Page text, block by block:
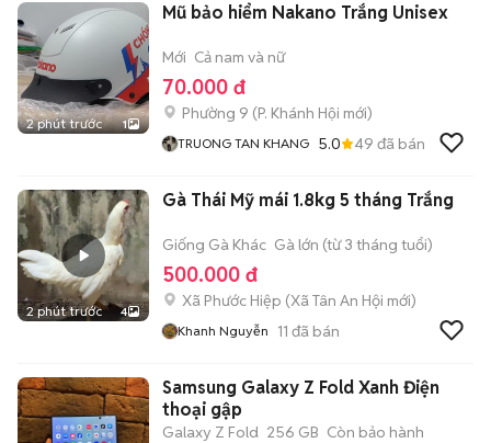
2 phút trước 1
Mũ bảo hiểm Nakano Trắng Unisex
Mới Cả nam và nữ
70.000 đ
Phường 9 (P. Khánh Hội mới)
TRUONG TAN KHANG 5.0 49 đã bán
2 phút trước 4
Gà Thái Mỹ mái 1.8kg 5 tháng Trắng
Giống Gà Khác Gà lớn (từ 3 tháng tuổi)
500.000 đ
Xã Phước Hiệp (Xã Tân An Hội mới)
Khanh Nguyễn 11 đã bán
Samsung Galaxy Z Fold Xanh Điện
thoại gập
Galaxy Z Fold 256 GB Còn bảo hành